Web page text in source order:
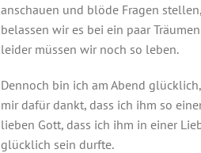
anschauen und blöde Fragen
belassen wir es bei ein paar
leider müssen wir noch so leben.
Dennoch bin ich am Abend
mir dafür dankt, dass ich ihm so
lieben Gott, dass ich ihm in einer
glücklich sein durfte.